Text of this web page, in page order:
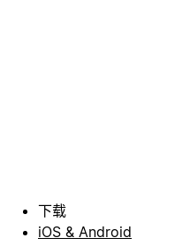
下载
iOS & Android